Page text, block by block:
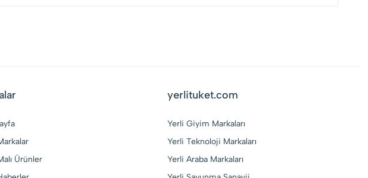
Ürünler
yerlituket.com
Yerli Giyim Markaları
Yerli Teknoloji Markaları
Yerli Araba Markaları